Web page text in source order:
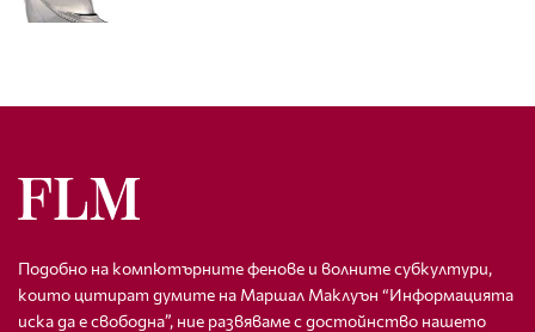
Подобно на компютърните фенове и волните субкултури,
които цитират думите на Маршал Маклуън “Информацията
иска да е свободна”, ние развяваме с достойнство нашето